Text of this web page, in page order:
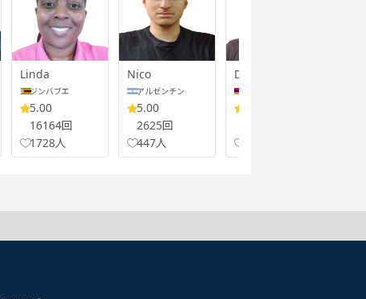
Linda
ジンバブエ
5.00
16164回
1728人
Nico
アルゼンチン
5.00
2625回
447人
Divan